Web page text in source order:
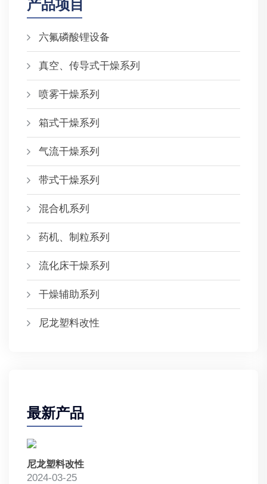
产品项目
六氟磷酸锂设备
真空、传导式干燥系列
喷雾干燥系列
箱式干燥系列
气流干燥系列
带式干燥系列
混合机系列
药机、制粒系列
流化床干燥系列
干燥辅助系列
尼龙塑料改性
最新产品
尼龙塑料改性
2024-03-25